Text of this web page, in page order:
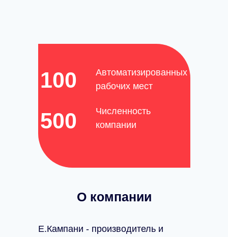
О компании
100
Автоматизированных
рабочих мест
500
Численность
компании
Е.Кампани - производитель и